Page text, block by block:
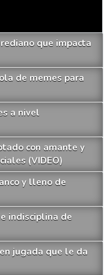
que impacta
de memes para
a nivel
con amante y
(VIDEO)
y lleno de
indisciplina de
jugada que le da